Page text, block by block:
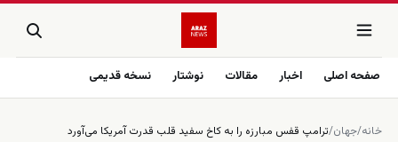
صفحه اصلی اخبار مقالات نوشتار نسخه قدیمی
خانه/جهان/ترامپ قفس مبارزه را به کاخ سفید قلب قدرت آمریکا می‌آورد